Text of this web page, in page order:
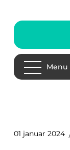
Menu
01 januar 2024